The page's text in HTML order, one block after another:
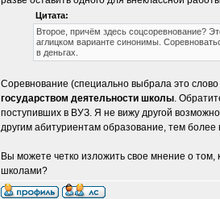
Цитата:
Второе, причём здесь соцсоревнование?
аглицком варианте синонимы.
в деньгах.
Соревнование (специально выбрала это
государством деятельности школы.
поступивших в ВУЗ. Я не вижу другой
другим абитуриентам образование, тем
Вы можете четко изложить свое мнение о
школами?